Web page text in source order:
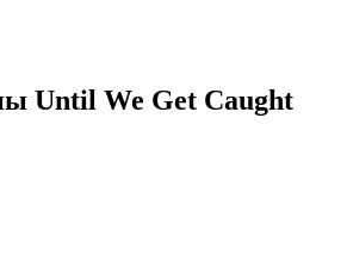
Until We Get Caught